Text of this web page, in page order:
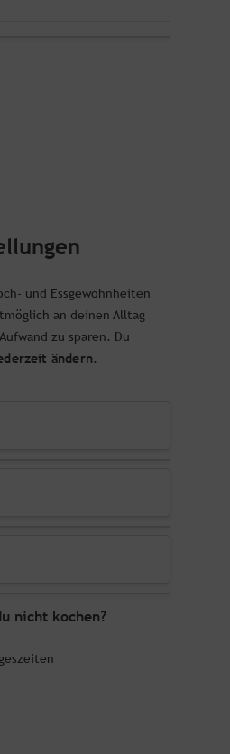
und Essgewohnheiten
an deinen Alltag
zu sparen. Du
ändern.
nicht kochen?